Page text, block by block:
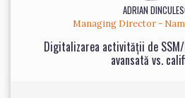
ADRIAN
Managing Director -
Digitalizarea activității de
avansată vs.